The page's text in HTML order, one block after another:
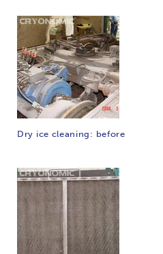
Dry ice cleaning: before